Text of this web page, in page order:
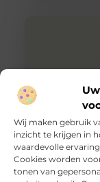
Wij maken gebruik
inzicht te krijgen in
waardevolle
Cookies worden
tonen van
De beste en